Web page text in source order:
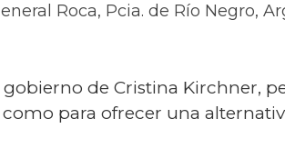
Roca, Pcia. de Río Negro,
de Cristina Kirchner,
para ofrecer una